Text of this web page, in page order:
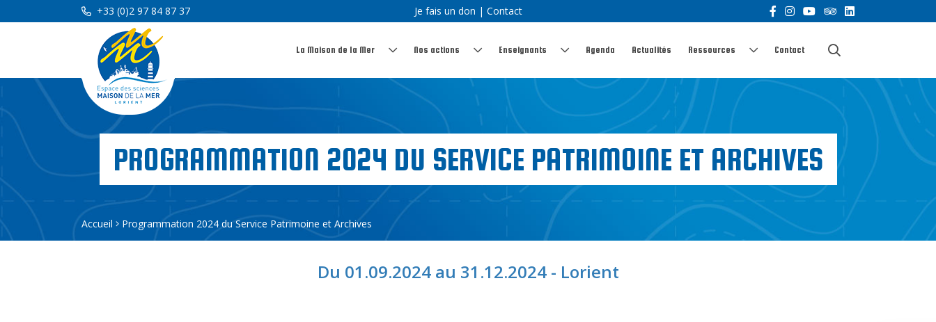
+33 (0)2 97 84 87 37 Je fais un don | Contact
La Maison de la Mer Nos actions Enseignants Agenda Actualités Ressources Contact
PROGRAMMATION 2024 DU SERVICE PATRIMOINE ET ARCHIVES
Accueil Programmation 2024 du Service Patrimoine et Archives
Du 01.09.2024 au 31.12.2024 - Lorient